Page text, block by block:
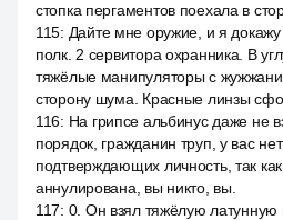
стопка пергаментов поехала в
115: Дайте мне оружие, и я
полк. 2 сервитора охранника. В
тяжёлые манипуляторы с
сторону шума. Красные линзы
116: На грипсе альбинус даже не
порядок, гражданин труп, у вас
подтверждающих личность, так
аннулирована, вы никто, вы.
117: 0. Он взял тяжёлую латунную